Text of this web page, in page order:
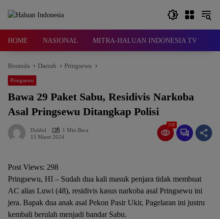
HOME NASIONAL MITRA-HALUAN INDONESIA TV
Beranda Daerah Pringsewu
Pringsewu
Bawa 29 Paket Sabu, Residivis Narkoba
Asal Pringsewu Ditangkap Polisi
Duldul
1 Min Baca
15 Maret 2024
298
Post Views: 298
Pringsewu, HI – Sudah dua kali masuk penjara tidak membuat
AC alias Luwi (48), residivis kasus narkoba asal Pringsewu ini
jera. Bapak dua anak asal Pekon Pasir Ukir, Pagelaran ini justru
kembali berulah menjadi bandar Sabu.